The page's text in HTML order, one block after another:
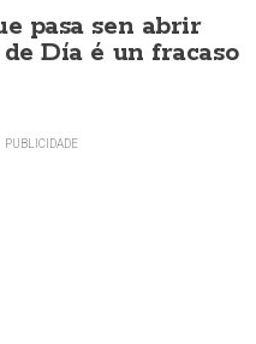
pasa sen abrir
Día é un fracaso